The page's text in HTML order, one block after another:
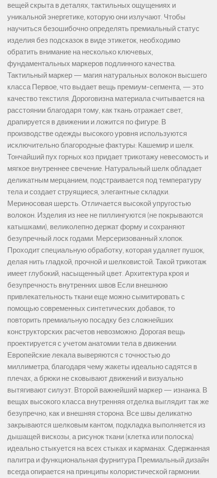
вещей скрыта в деталях, тактильных ощущениях и
уникальной энергетике, которую они излучают. Чтобы
научиться безошибочно определять премиальный статус
изделия без подсказок в виде этикеток, необходимо
обратить внимание на несколько ключевых,
фундаментальных маркеров подлинного качества.
Тактильный маркер — магия натуральных волокон высшего
класса Первое, что выдает вещь премиум-сегмента, — это
качество текстиля. Дороговизна материала считывается на
расстоянии благодаря тому, как ткань отражает свет,
драпируется в движении и ложится по фигуре. В
производстве одежды высокого уровня используются
исключительно благородные фактуры: Кашемир и шелк.
Тончайший пух горных коз придает трикотажу невесомость и
мягкое внутреннее свечение. Натуральный шелк обладает
деликатным мерцанием, подстраивается под температуру
тела и создает струящиеся, элегантные складки.
Мериносовая шерсть. Отличается высокой упругостью
волокон. Изделия из нее не пиллингуются (не покрываются
катышками), великолепно держат форму и сохраняют
безупречный лоск годами. Мерсеризованный хлопок.
Проходит специальную обработку, которая удаляет пушок,
делая нить гладкой, прочной и шелковистой. Такой трикотаж
имеет глубокий, насыщенный цвет. Архитектура кроя и
безупречность внутренних швов Если внешнюю
привлекательность ткани еще можно сымитировать с
помощью современных синтетических добавок, то
повторить премиальную посадку без сложнейших
конструкторских расчетов невозможно. Дорогая вещь
проектируется с учетом анатомии тела в движении.
Европейские лекала выверяются с точностью до
миллиметра, благодаря чему жакеты идеально садятся в
плечах, а брюки не сковывают движений и визуально
вытягивают силуэт. Второй важнейший маркер — изнанка. В
вещах высокого класса внутренняя отделка выглядит так же
безупречно, как и внешняя сторона. Все швы деликатно
закрываются шелковым кантом, подкладка выполняется из
дышащей вискозы, а рисунок ткани (клетка или полоска)
идеально стыкуется на всех стыках и карманах. Сдержанная
палитра и функциональная фурнитура Премиальный дизайн
всегда опирается на принципы колористической гармонии.